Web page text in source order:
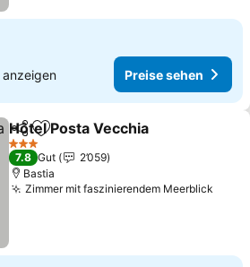
anzeigen Preise sehen
TeilenZu Favoriten hinzufügen
Hôtel Posta Vecchia
3 Sterne
7.8 Gut
2’059
Bastia
Zimmer mit faszinierendem Meerblick